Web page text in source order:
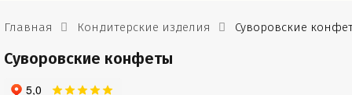
Главная Кондитерские изделия Суворовские
Суворовские конфеты